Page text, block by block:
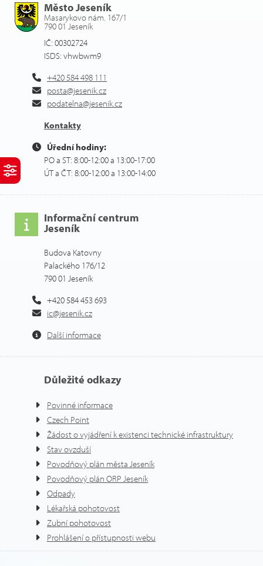
Město Jeseník
Masarykovo nám. 167/1
790 01 Jeseník
IČ: 00302724
ISDS: vhwbwm9
+420 584 498 111
posta@jesenik.cz
podatelna@jesenik.cz
Kontakty
Úřední hodiny:
PO a ST: 8:00-12:00 a 13:00-17:00
ÚT a ČT: 8:00-12:00 a 13:00-14:00
Informační centrum
Jeseník
Budova Katovny
Palackého 176/12
790 01 Jeseník
+420 584 453 693
ic@jesenik.cz
Další informace
Důležité odkazy
Povinné informace
Czech Point
Žádost o vyjádření k existenci technické infrastruktury
Stav ovzduší
Povodňový plán města Jeseník
Povodňový plán ORP Jeseník
Odpady
Lékařská pohotovost
Zubní pohotovost
Prohlášení o přístupnosti webu